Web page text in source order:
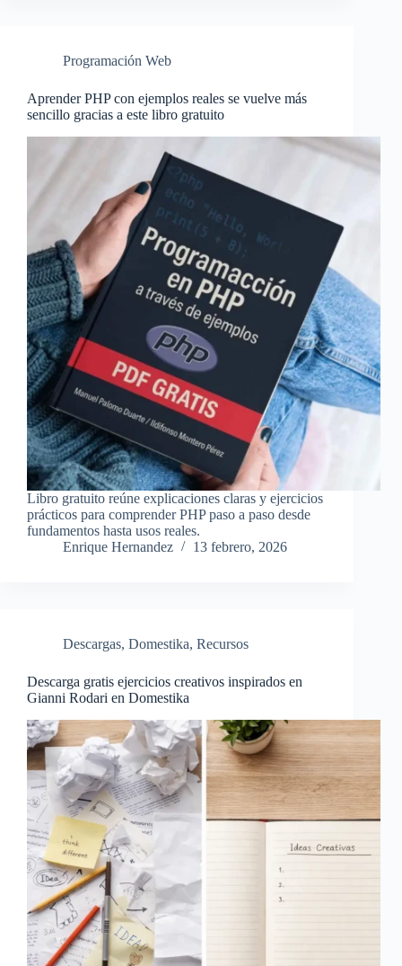
Programación Web
Aprender PHP con ejemplos reales se vuelve más
sencillo gracias a este libro gratuito
Libro gratuito reúne explicaciones claras y ejercicios
prácticos para comprender PHP paso a paso desde
fundamentos hasta usos reales.
Enrique Hernandez
13 febrero, 2026
Descargas, Domestika, Recursos
Descarga gratis ejercicios creativos inspirados en
Gianni Rodari en Domestika